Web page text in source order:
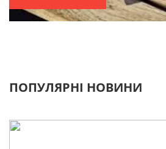
ПОПУЛЯРНІ НОВИНИ